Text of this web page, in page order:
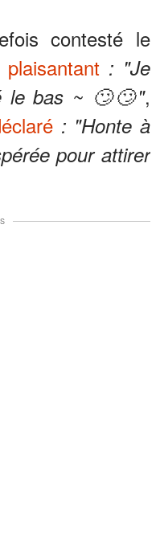
contesté le
plaisantant : "Je
le bas ~ 🙄🙄",
: "Honte à
pour attirer